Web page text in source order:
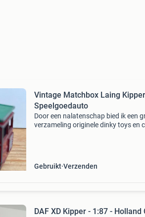
Vintage Matchbox Laing
Speelgoedauto
Door een nalatenschap bied ik een
verzameling originele dinky toys en
Gebruikt Verzenden
DAF XD Kipper - 1:87 - Holland